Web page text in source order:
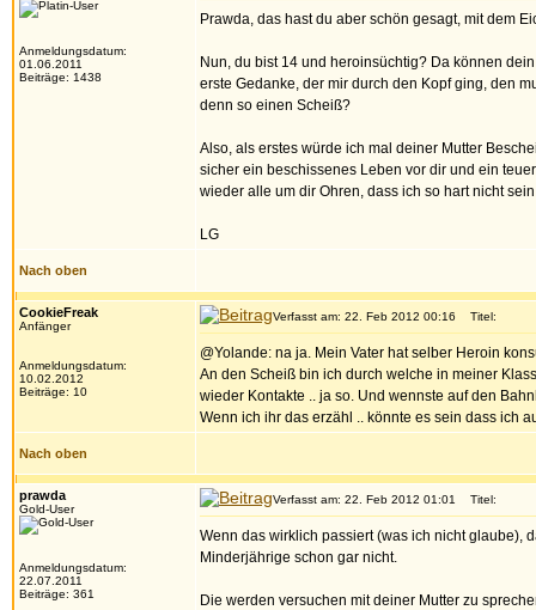
Anmeldungsdatum:
01.06.2011
Beiträge: 1438
Prawda, das hast du aber schön gesagt, mit dem
Nun, du bist 14 und heroinsüchtig? Da können
erste Gedanke, der mir durch den Kopf ging, den
denn so einen Scheiß?
Also, als erstes würde ich mal deiner Mutter
sicher ein beschissenes Leben vor dir und ein
wieder alle um dir Ohren, dass ich so hart nicht
LG
Nach oben
CookieFreak
Anfänger
Anmeldungsdatum:
10.02.2012
Beiträge: 10
Verfasst am: 22. Feb 2012 00:16 Titel:
@Yolande: na ja. Mein Vater hat selber Heroin
An den Scheiß bin ich durch welche in meiner
wieder Kontakte .. ja so. Und wennste auf den
Wenn ich ihr das erzähl .. könnte es sein dass ich
Nach oben
prawda
Gold-User
Anmeldungsdatum:
22.07.2011
Beiträge: 361
Verfasst am: 22. Feb 2012 01:01 Titel:
Wenn das wirklich passiert (was ich nicht glaube),
Minderjährige schon gar nicht.
Die werden versuchen mit deiner Mutter zu